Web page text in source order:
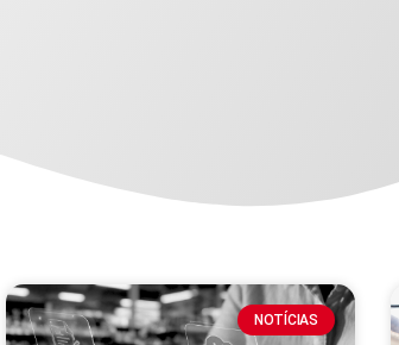
NOTÍCIAS